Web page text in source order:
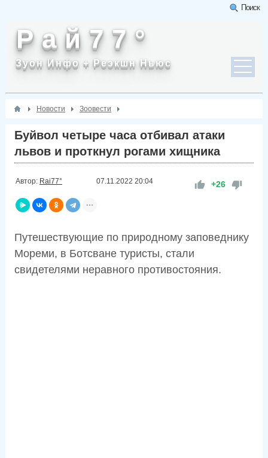
Поиск
Р а й 7 7 °
Зуон Инфо + Реэкшн Ньюс
Новости Зоовести
Буйвол четыре часа отбивал атаки
львов и проткнул рогами хищника
Автор: Rai77° 07.11.2022 20:04 +26
Путешествующие по природному заповеднику
Мореми, в Ботсване туристы, стали
свидетелями неравного противостояния.